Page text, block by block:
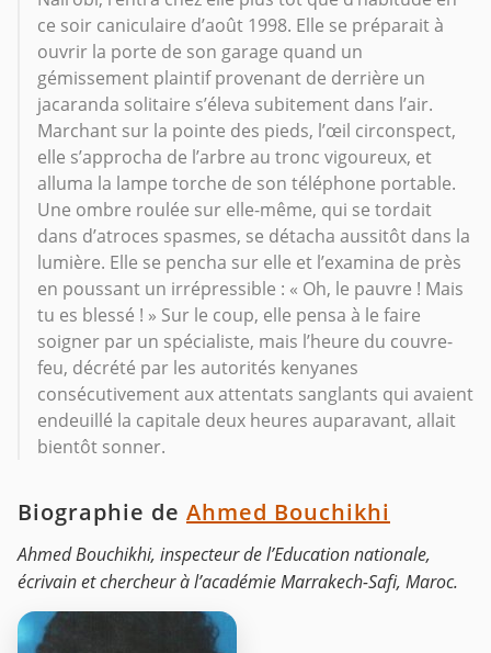
ce soir caniculaire d’août 1998. Elle se préparait à
ouvrir la porte de son garage quand un
gémissement plaintif provenant de derrière un
jacaranda solitaire s’éleva subitement dans l’air.
Marchant sur la pointe des pieds, l’œil circonspect,
elle s’approcha de l’arbre au tronc vigoureux, et
alluma la lampe torche de son téléphone portable.
Une ombre roulée sur elle-même, qui se tordait
dans d’atroces spasmes, se détacha aussitôt dans la
lumière. Elle se pencha sur elle et l’examina de près
en poussant un irrépressible : « Oh, le pauvre ! Mais
tu es blessé ! » Sur le coup, elle pensa à le faire
soigner par un spécialiste, mais l’heure du couvre-
feu, décrété par les autorités kenyanes
consécutivement aux attentats sanglants qui avaient
endeuillé la capitale deux heures auparavant, allait
bientôt sonner.
Biographie de Ahmed Bouchikhi
Ahmed Bouchikhi, inspecteur de l’Education nationale,
écrivain et chercheur à l’académie Marrakech-Safi, Maroc.